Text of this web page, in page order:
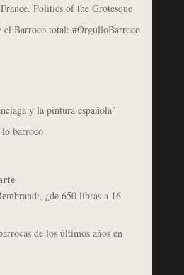
Politics of the Grotesque
el Barroco total: #OrgulloBarroco
y la pintura española"
barroco
¿de 650 libras a 16
de los últimos años en